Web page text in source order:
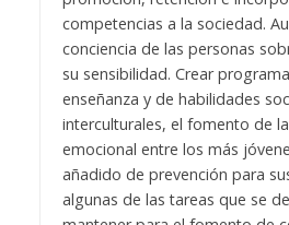
competencias a la sociedad.
conciencia de las personas
su sensibilidad. Crear
enseñanza y de habilidades
interculturales, el fomento de
emocional entre los más
añadido de prevención para
algunas de las tareas que se